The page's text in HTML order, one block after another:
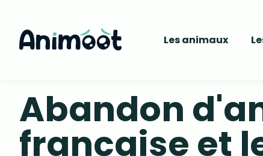
Les animaux
Abandon
française et